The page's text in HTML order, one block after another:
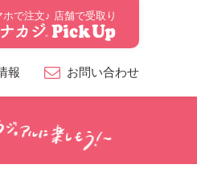
ホで注文♪ 店舗で受取り
報 お問い合わせ